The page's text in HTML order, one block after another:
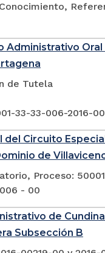
Administrativo Oral
de Tutela
33-33-006-2016-
del Circuito
de
Proceso:
- 00
de
Subsección B